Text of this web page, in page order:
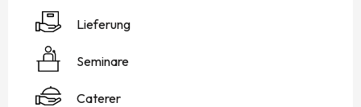
Lieferung
Seminare
Caterer